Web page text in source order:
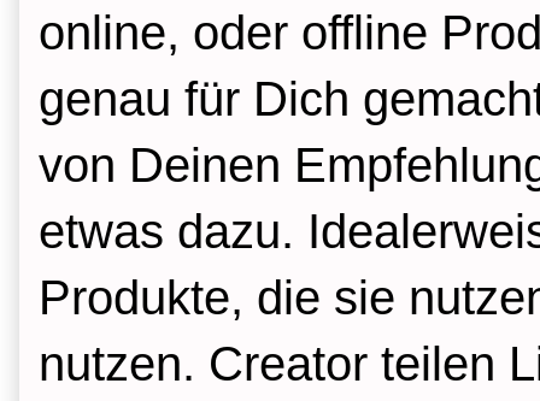
online, oder offline
genau für Dich
von Deinen
etwas dazu.
Produkte, die sie
nutzen. Creator teilen